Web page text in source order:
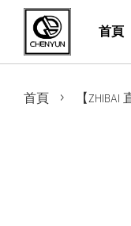
首頁
首頁 › 【